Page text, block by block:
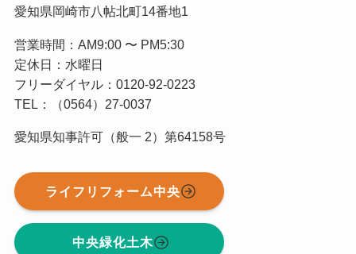
愛知県岡崎市八帖北町14番地1
営業時間：AM9:00 〜 PM5:30
定休日：水曜日
フリーダイヤル：0120-92-0223
TEL：（0564）27-0037
愛知県知事許可（般一 2）第64158号
ライフリフォーム中央
中央緑化土木